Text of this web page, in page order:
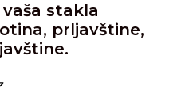
stakla
prljavštine,